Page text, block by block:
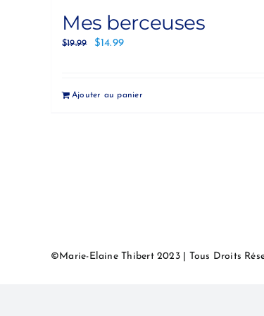
Mes berceuses
$19.99 $14.99
Ajouter au panier
©Marie-Elaine Thibert 2023 | Tous Droits